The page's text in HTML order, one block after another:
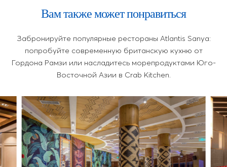
Вам также может понравиться
Забронируйте популярные рестораны Atlantis Sanya:
попробуйте современную британскую кухню от
Гордона Рамзи или насладитесь морепродуктами Юго-
Восточной Азии в Crab Kitchen.